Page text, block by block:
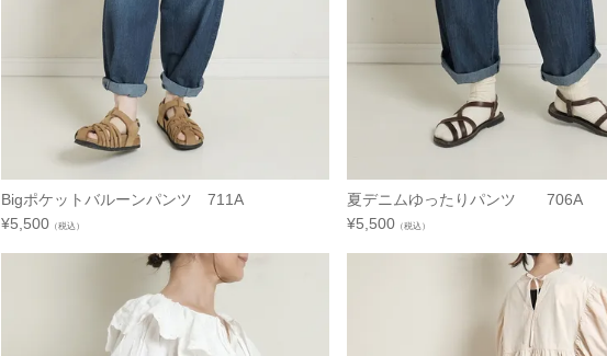
Bigポケットバルーンパンツ 711A
¥5,500 （税込）
夏デニムゆったりパンツ 706A
¥5,500（税込）